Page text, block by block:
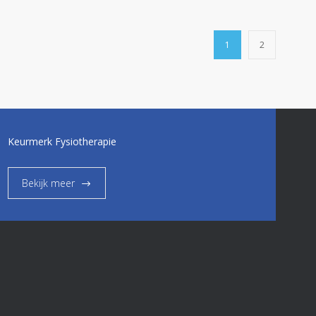
1 2
Keurmerk Fysiotherapie
Bekijk meer